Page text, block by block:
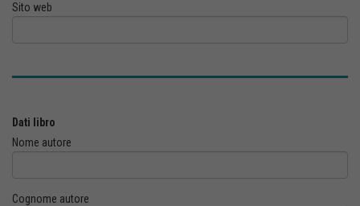
Sito web
Dati libro
Nome autore
Cognome autore